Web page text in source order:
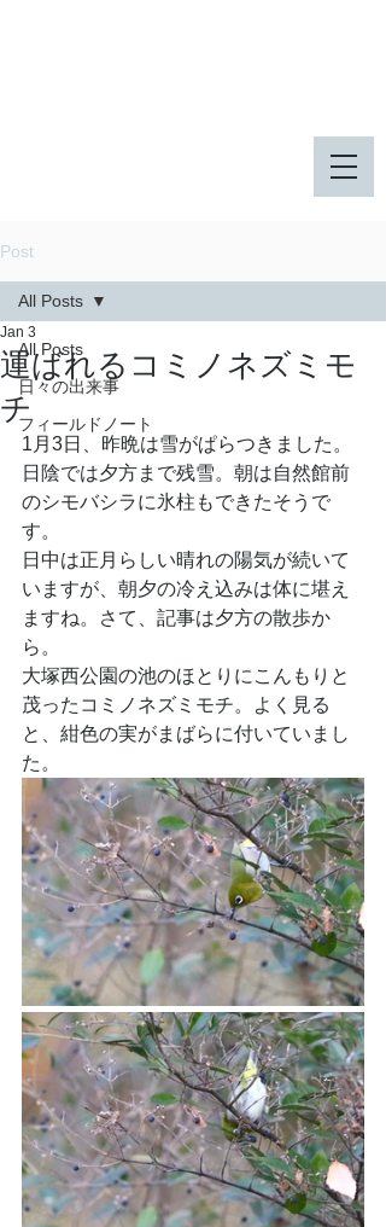
Post
All Posts
日々の出来事
フィールドノート
All Posts
運ばれるコミノネズミモ
チ
Jan 3
1月3日、昨晩は雪がぱらつきました。
日陰では夕方まで残雪。朝は自然館前
のシモバシラに氷柱もできたそうで
す。
日中は正月らしい晴れの陽気が続いて
いますが、朝夕の冷え込みは体に堪え
ますね。さて、記事は夕方の散歩か
ら。
大塚西公園の池のほとりにこんもりと
茂ったコミノネズミモチ。よく見る
と、紺色の実がまばらに付いていまし
た。